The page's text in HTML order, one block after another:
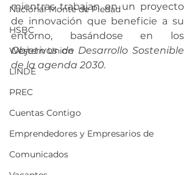
Nacional Monte de Piedad
HSBC
Western Union
LINDE
PREC
Cuentas Contigo
Emprendedores y Empresarios de
Comunicados
mientras trabajan en un proyecto
de innovación que beneficie a su
Objetivos de Desarrollo Sostenible
de la agenda 2030.